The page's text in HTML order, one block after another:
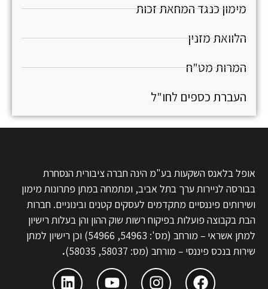
מימון כנגד המחאת זכות
הלוואת מזנין
המרות מט"ח
העברת כספים לחו"ל
אופל בלאנס השקעות בע"מ הינה חברה ציבורית הנסחרת
בבורסה לניירות ערך בתל אביב, ומתמחה במתן פתרונות מימון
ושירותים פיננסיים מתקדמים לעסקים קטנים ובינוניים. חברות
הבת בקבוצה פועלות בפיקוח רשות שוק ההון והן בעלות רישיון
למתן אשראי – מורחב (מס': 54963, 54966) וכן רישיון למתן
שירות בנכס פיננסי – מורחב (מס: 58037, 58035)
.